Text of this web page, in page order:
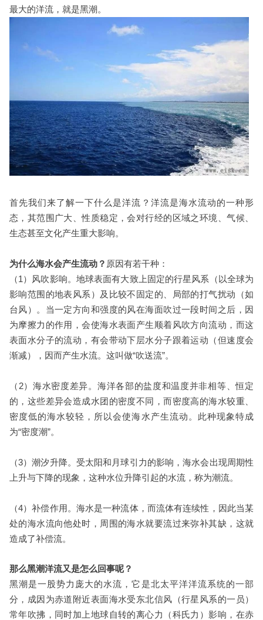
最大的洋流，就是黑潮。
首先我们来了解一下什么是洋流？洋流是海水流动的一种形
态，其范围广大、性质稳定，会对行经的区域之环境、气候、
生态甚至文化产生重大影响。
为什么海水会产生流动？ 原因有若干种：
（1）风吹影响。地球表面有大致上固定的行星风系（以全球为
影响范围的地表风系）及比较不固定的、局部的打气扰动（如
台风）。当一定方向和强度的风在海面吹过一段时间之后，因
为摩擦力的作用，会使海水表面产生顺着风吹方向流动，而这
表面水分子的流动，有会带动下层水分子跟着运动（但速度会
渐减），因而产生水流。这叫做“吹送流”。
（2）海水密度差异。海洋各部的盐度和温度并非相等、恒定
的，这些差异会造成水团的密度不同，而密度高的海水较重、
密度低的海水较轻，所以会使海水产生流动。此种现象特成
为“密度潮”。
（3）潮汐升降。受太阳和月球引力的影响，海水会出现周期性
上升与下降的现象，这种水位升降引起的水流，称为潮流。
（4）补偿作用。海水是一种流体，而流体有连续性，因此当某
处的海水流向他处时，周围的海水就要流过来弥补其缺，这就
造成了补偿流。
那么黑潮洋流又是怎么回事呢？
黑潮是一股势力庞大的水流，它是北太平洋洋流系统的一部
分，成因为赤道附近表面海水受东北信风（行星风系的一员）
常年吹拂，同时加上地球自转的离心力（科氏力）影响，在赤